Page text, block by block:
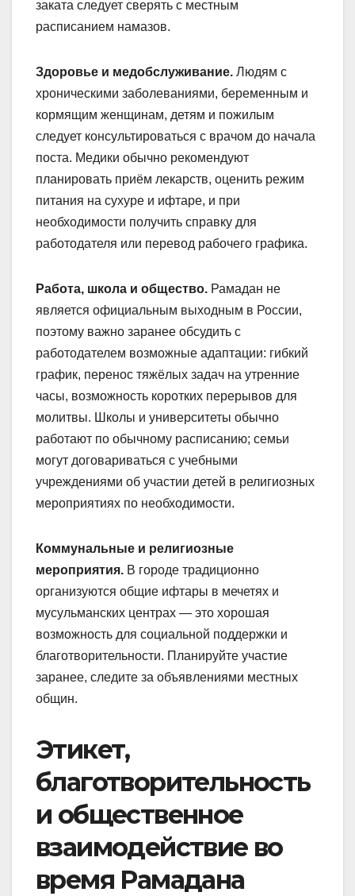
заката следует сверять с местным
расписанием намазов.
Здоровье и медобслуживание. Людям с
хроническими заболеваниями, беременным и
кормящим женщинам, детям и пожилым
следует консультироваться с врачом до начала
поста. Медики обычно рекомендуют
планировать приём лекарств, оценить режим
питания на сухуре и ифтаре, и при
необходимости получить справку для
работодателя или перевод рабочего графика.
Работа, школа и общество. Рамадан не
является официальным выходным в России,
поэтому важно заранее обсудить с
работодателем возможные адаптации: гибкий
график, перенос тяжёлых задач на утренние
часы, возможность коротких перерывов для
молитвы. Школы и университеты обычно
работают по обычному расписанию; семьи
могут договариваться с учебными
учреждениями об участии детей в религиозных
мероприятиях по необходимости.
Коммунальные и религиозные
мероприятия. В городе традиционно
организуются общие ифтары в мечетях и
мусульманских центрах — это хорошая
возможность для социальной поддержки и
благотворительности. Планируйте участие
заранее, следите за объявлениями местных
общин.
Этикет,
благотворительность
и общественное
взаимодействие во
время Рамадана